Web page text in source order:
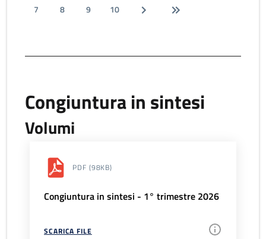
7
8 9 10
Congiuntura in sintesi
Volumi
PDF (98KB)
Congiuntura in sintesi - 1° trimestre 2026
SCARICA FILE